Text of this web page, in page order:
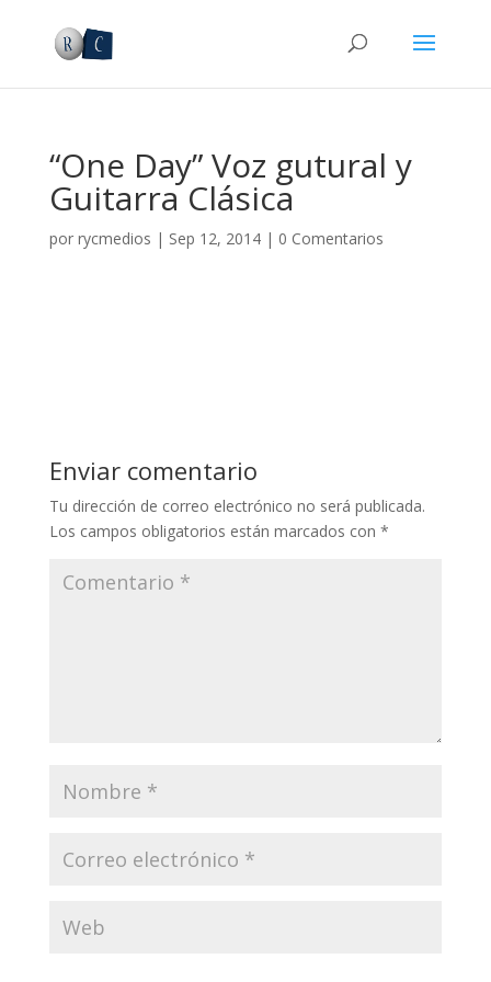
“One Day” Voz gutural y
Guitarra Clásica
por rycmedios | Sep 12, 2014| 0 Comentarios
Enviar comentario
Tu dirección de correo electrónico no será publicada.
Los campos obligatorios están marcados con *